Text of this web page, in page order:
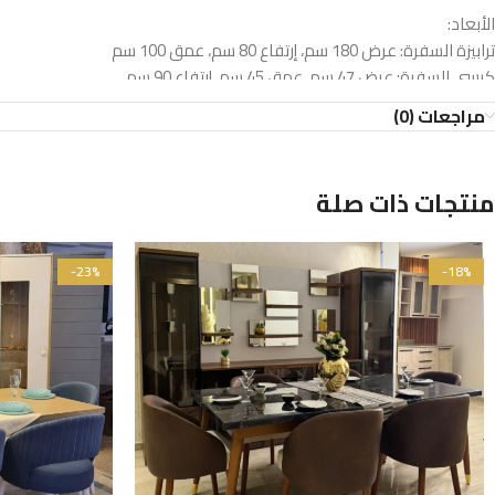
الأبعاد:
ترابيزة السفرة: عرض 180 سم، إرتفاع 80 سم، عمق 100 سم
كرسي السفرة: عرض 47 سم، عمق 45 سم، إرتفاع 90 سم
الضمان :
5 سنواتمراجعات (0)
منتجات ذات صلة
-18%
-23%